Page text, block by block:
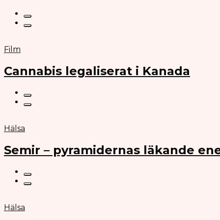
Film
Cannabis legaliserat i Kanada
Hälsa
Semir – pyramidernas läkande
Hälsa